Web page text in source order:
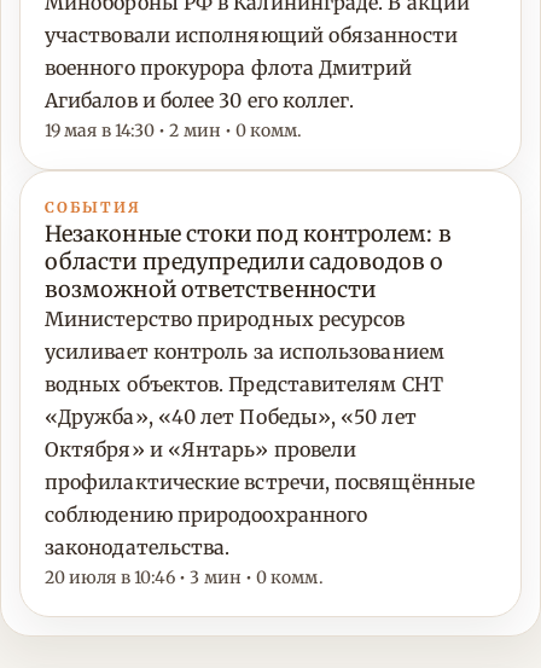
участвовали исполняющий обязанности
военного прокурора флота Дмитрий
Агибалов и более 30 его коллег.
19 мая в 14:30 • 2 мин • 0 комм.
СОБЫТИЯ
Незаконные стоки под контролем: в
области предупредили садоводов о
возможной ответственности
Министерство природных ресурсов
усиливает контроль за использованием
водных объектов. Представителям СНТ
«Дружба», «40 лет Победы», «50 лет
Октября» и «Янтарь» провели
профилактические встречи, посвящённые
соблюдению природоохранного
законодательства.
20 июля в 10:46 • 3 мин • 0 комм.